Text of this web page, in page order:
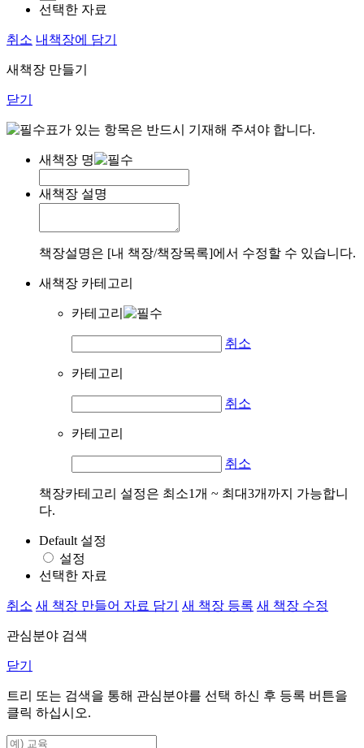
선택한 자료
취소 내책장에 담기
새책장 만들기
닫기
표가 있는 항목은 반드시 기재해 주셔야 합니다.
새책장 명
새책장 설명
책장설명은 [내 책장/책장목록]에서 수정할 수 있습니다.
새책장 카테고리
카테고리
취소
카테고리
취소
카테고리
취소
책장카테고리 설정은 최소1개 ~ 최대3개까지 가능합니
다.
Default 설정
설정
선택한 자료
취소 새 책장 만들어 자료 담기 새 책장 등록 새 책장 수정
관심분야 검색
닫기
트리 또는 검색을 통해 관심분야를 선택 하신 후 등록 버튼을
클릭 하십시오.